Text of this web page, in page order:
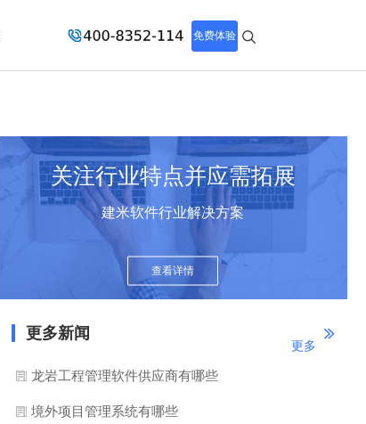
免费体验
关注行业特点并应需拓展
建米软件行业解决方案
查看详情
更多新闻
更多
龙岩工程管理软件供应商有哪些
境外项目管理系统有哪些